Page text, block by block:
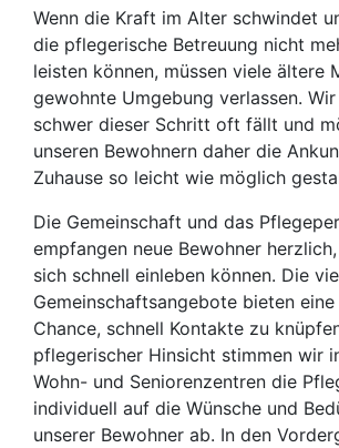
Wenn die Kraft im Alter schwindet
die pflegerische Betreuung nicht
leisten können, müssen viele ältere
gewohnte Umgebung verlassen.
schwer dieser Schritt oft fällt und
unseren Bewohnern daher die
Zuhause so leicht wie möglich
Die Gemeinschaft und das
empfangen neue Bewohner
sich schnell einleben können. Die
Gemeinschaftsangebote bieten
Chance, schnell Kontakte zu
pflegerischer Hinsicht stimmen wir
Wohn- und Seniorenzentren die
individuell auf die Wünsche und
unserer Bewohner ab. In den